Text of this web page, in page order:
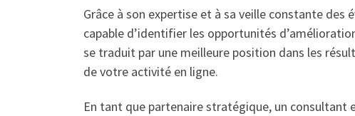
Grâce à son expertise et à sa veille constante
capable d’identifier les opportunités
se traduit par une meilleure position dans les
de votre activité en ligne.
En tant que partenaire stratégique, un consultant